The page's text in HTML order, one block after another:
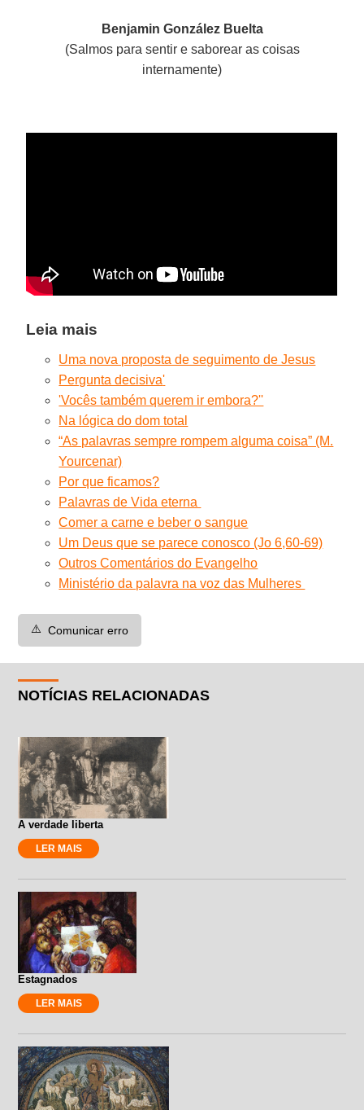
Benjamin González Buelta
(Salmos para sentir e saborear as coisas
internamente)
Leia mais
Uma nova proposta de seguimento de Jesus
Pergunta decisiva'
'Vocês também querem ir embora?''
Na lógica do dom total
“As palavras sempre rompem alguma coisa” (M.
Yourcenar)
Por que ficamos?
Palavras de Vida eterna
Comer a carne e beber o sangue
Um Deus que se parece conosco (Jo 6,60-69)
Outros Comentários do Evangelho
Ministério da palavra na voz das Mulheres
⚠️ Comunicar erro
NOTÍCIAS RELACIONADAS
A verdade liberta
LER MAIS
Estagnados
LER MAIS